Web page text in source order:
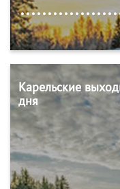
Карельские
дня